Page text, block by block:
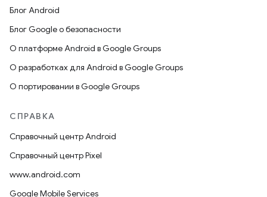
Блог Android
Блог Google о безопасности
О платформе Android в Google Groups
О разработках для Android в Google Groups
О портировании в Google Groups
СПРАВКА
Справочный центр Android
Справочный центр Pixel
www.android.com
Google Mobile Services